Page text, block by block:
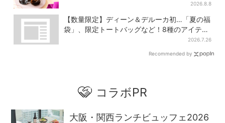
2026.8.8
【数量限定】ディーン＆デルーカ初…「夏の福
袋」、限定トートバッグなど！8種のアイテム
2026.7.26
Recommended by
コラボPR
大阪・関西ランチビュッフェ2026